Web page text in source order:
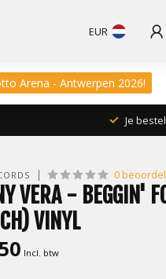
EUR
Arena - Antwerpen 2026!
Je
0
VERA - BEGGIN'
VINYL
Incl. btw